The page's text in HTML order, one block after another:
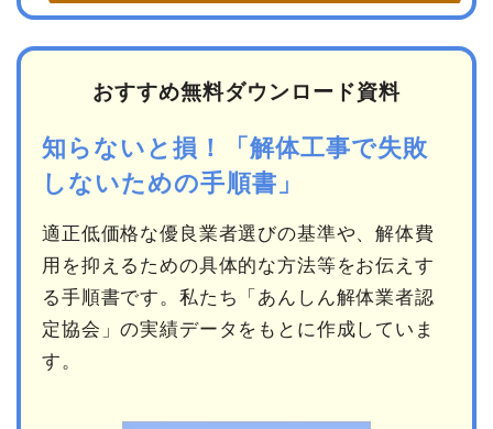
おすすめ無料ダウンロード資料
知らないと損！「解体工事で失敗
しないための手順書」
適正低価格な優良業者選びの基準や、解体費
用を抑えるための具体的な方法等をお伝えす
る手順書です。私たち「あんしん解体業者認
定協会」の実績データをもとに作成していま
す。